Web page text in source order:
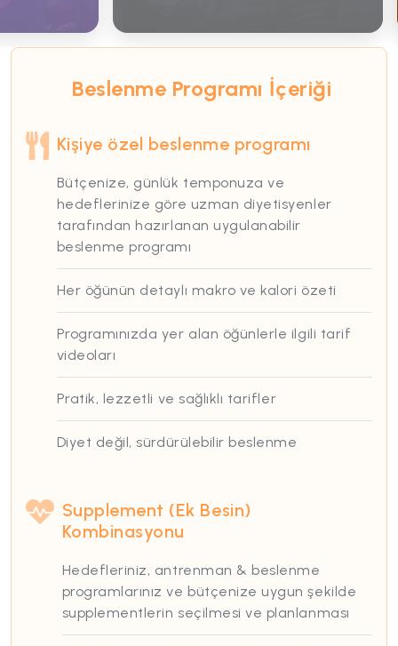
Beslenme Programı İçeriği
Kişiye özel beslenme programı
Bütçenize, günlük temponuza ve
hedeflerinize göre uzman diyetisyenler
tarafından hazırlanan uygulanabilir
beslenme programı
Her öğünün detaylı makro ve kalori özeti
Programınızda yer alan öğünlerle ilgili tarif
videoları
Pratik, lezzetli ve sağlıklı tarifler
Diyet değil, sürdürülebilir beslenme
Supplement (Ek Besin)
Kombinasyonu
Hedefleriniz, antrenman & beslenme
programlarınız ve bütçenize uygun şekilde
supplementlerin seçilmesi ve planlanması